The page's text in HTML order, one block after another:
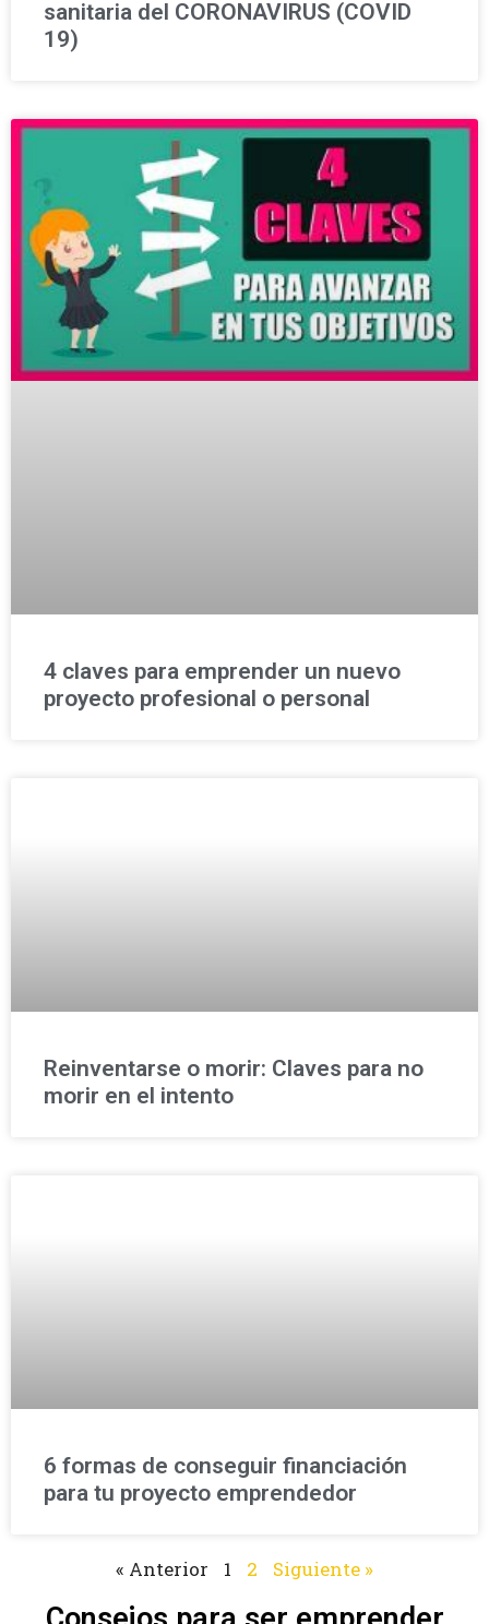
sanitaria del CORONAVIRUS (COVID
19)
4 claves para emprender un nuevo
proyecto profesional o personal
Reinventarse o morir: Claves para no
morir en el intento
6 formas de conseguir financiación
para tu proyecto emprendedor
« Anterior 1 2 Siguiente »